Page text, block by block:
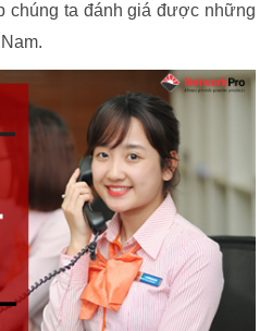
chúng ta đánh giá được những